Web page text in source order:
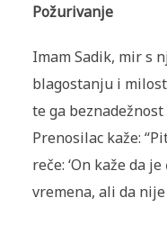
Požurivanje
Imam Sadik, mir s
blagostanju i
te ga
Prenosilac kaže:
reče: ‘On kaže da
vremena, ali da nije